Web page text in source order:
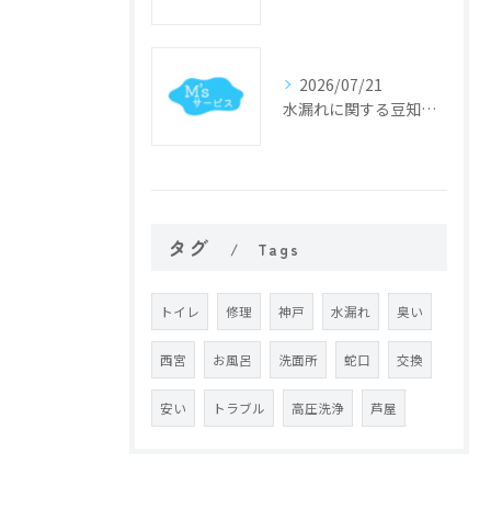
2026/07/21
水漏れに関する豆知識で日々のトラブル予防と応急対処のコツを分かりやすく解説
タグ Tags
トイレ 修理 神戸 水漏れ 臭い
西宮 お風呂 洗面所 蛇口 交換
安い トラブル 高圧洗浄 芦屋